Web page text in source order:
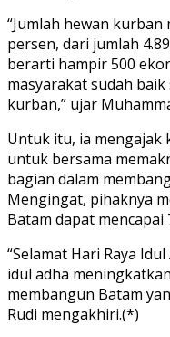
“Jumlah hewan
persen, dari jumlah
berarti hampir 500
masyarakat sudah
kurban,” ujar
Untuk itu, ia mengajak
untuk bersama
bagian dalam
Mengingat, pihaknya
Batam dapat
“Selamat Hari Raya
idul adha
membangun Batam
Rudi mengakhiri.(*)